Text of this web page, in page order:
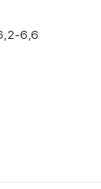
6,6